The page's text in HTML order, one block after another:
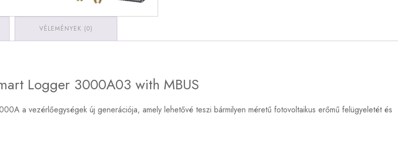
VÉLEMÉNYEK (0)
Logger 3000A03 with MBUS
a vezérlőegységek új generációja, amely lehetővé teszi bármilyen méretű fotovoltaikus erőmű felügyeletét és